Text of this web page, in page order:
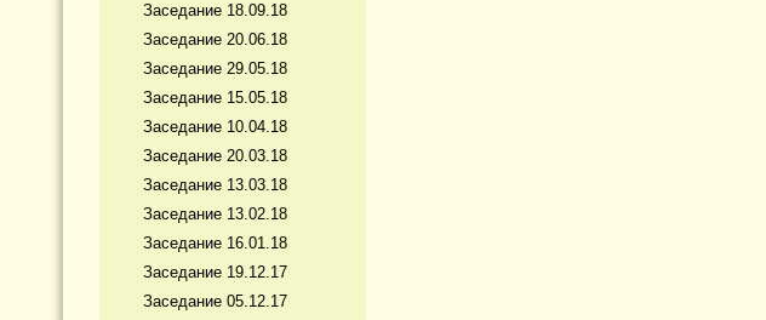
Заседание 18.09.18
Заседание 20.06.18
Заседание 29.05.18
Заседание 15.05.18
Заседание 10.04.18
Заседание 20.03.18
Заседание 13.03.18
Заседание 13.02.18
Заседание 16.01.18
Заседание 19.12.17
Заседание 05.12.17